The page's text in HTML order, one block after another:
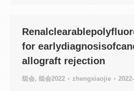
for
allograft rejection
组会, 组会2022 zhengxiaojie